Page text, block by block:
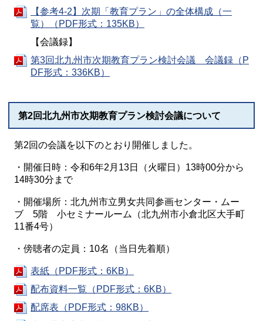
【参考4-2】次期「教育プラン」の全体構成（一
覧）（PDF形式：135KB）
【会議録】
第3回北九州市次期教育プラン検討会議 会議録（P
DF形式：336KB）
第2回北九州市次期教育プラン検討会議について
第2回の会議を以下のとおり開催しました。
・開催日時：令和6年2月13日（火曜日）13時00分から
14時30分まで
・開催場所：北九州市立男女共同参画センター・ムー
ブ 5階 小セミナールーム（北九州市小倉北区大手町
11番4号）
・傍聴者の定員：10名（当日先着順）
表紙（PDF形式：6KB）
配布資料一覧（PDF形式：6KB）
配席表（PDF形式：98KB）